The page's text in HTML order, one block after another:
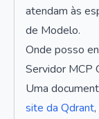
atendam às
de Modelo.
Onde posso
Servidor MCP
Uma
site da Qdrant